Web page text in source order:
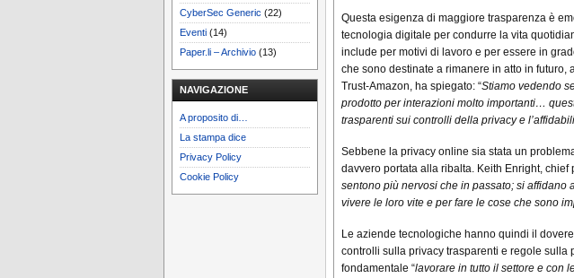
CyberSec Generic (22)
Eventi (14)
Paper.li – Archivio (13)
NAVIGAZIONE
A proposito di…
La stampa dice
Privacy Policy
Cookie Policy
Questa esigenza di maggiore trasparenza è
tecnologia digitale per condurre la vita
include per motivi di lavoro e per essere in
che sono destinate a rimanere in atto in futuro,
Trust-Amazon, ha spiegato: “Stiamo vedendo
prodotto per interazioni molto importanti…
trasparenti sui controlli della privacy e
Sebbene la privacy online sia stata un
davvero portata alla ribalta. Keith Enright, chief
sentono più nervosi che in passato; si
vivere le loro vite e per fare le cose che sono
Le aziende tecnologiche hanno quindi il
controlli sulla privacy trasparenti e regole sulla
fondamentale “lavorare in tutto il settore e con